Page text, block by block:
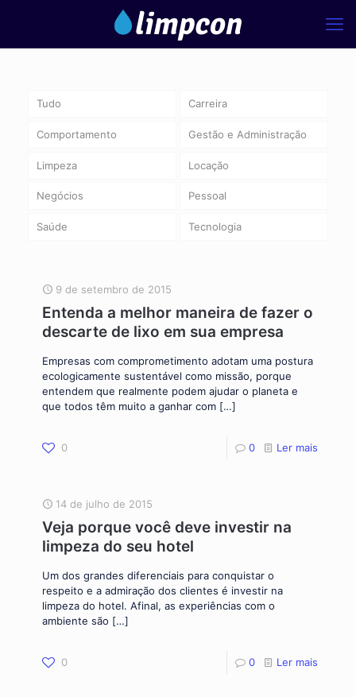
Tudo Carreira
Comportamento Gestão e Administração
Limpeza Locação
Negócios Pessoal
Saúde Tecnologia
9 de setembro de 2015
Entenda a melhor maneira de fazer o
descarte de lixo em sua empresa
Empresas com comprometimento adotam uma postura
ecologicamente sustentável como missão, porque
entendem que realmente podem ajudar o planeta e
que todos têm muito a ganhar com […]
0 0 Ler mais
14 de julho de 2015
Veja porque você deve investir na
limpeza do seu hotel
Um dos grandes diferenciais para conquistar o
respeito e a admiração dos clientes é investir na
limpeza do hotel. Afinal, as experiências com o
ambiente são […]
0 0 Ler mais